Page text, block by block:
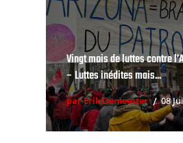
Vingt mois de luttes contre
– Luttes inédites mais...
par Erik Demeester 08